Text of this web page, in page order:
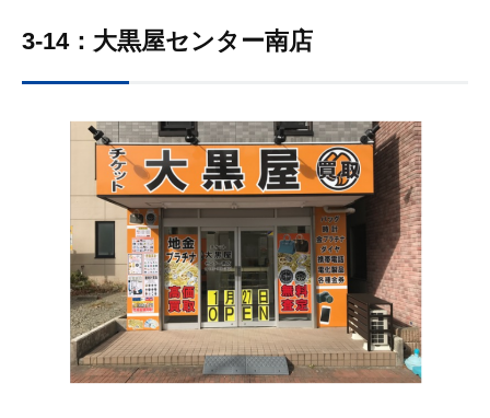
3-14：大黒屋センター南店